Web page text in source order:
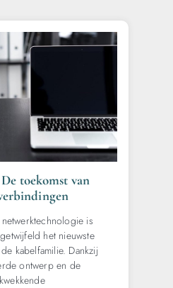
toekomst van
is
het nieuwste
kabelfamilie. Dankzij
ontwerp en de